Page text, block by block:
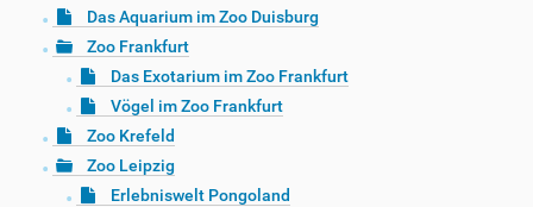
Das Aquarium im Zoo Duisburg
Zoo Frankfurt
Das Exotarium im Zoo Frankfurt
Vögel im Zoo Frankfurt
Zoo Krefeld
Zoo Leipzig
Erlebniswelt Pongoland